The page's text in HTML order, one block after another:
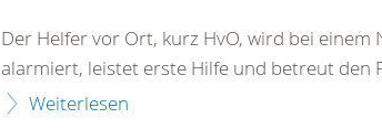
Der Helfer vor Ort, kurz HvO, wird bei
alarmiert, leistet erste Hilfe und betreut den
Weiterlesen